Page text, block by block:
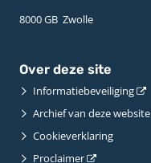
8000 GB ­ Zwolle
Over deze site
Informatiebeveiliging
Archief van deze website
Cookieverklaring
Proclaimer